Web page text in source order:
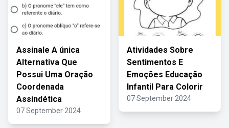
Assinale A única
Alternativa Que
Possui Uma Oração
Coordenada
Assindética
07 September 2024
Atividades Sobre
Sentimentos E
Emoções Educação
Infantil Para Colorir
07 September 2024